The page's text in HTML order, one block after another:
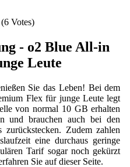
Votes)
- o2 Blue All-in
Leute
Sie das Leben! Bei dem
Flex für junge Leute legt
von normal 10 GB erhalten
und brauchen auch bei den
zurückstecken. Zudem zahlen
eine durchaus geringe
Tarif sogar noch gekürzt
Sie auf dieser Seite.